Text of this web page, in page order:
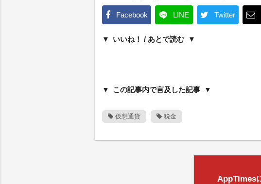
Facebook LINE Twitter
いいね！ / あとで読む
この記事内で言及した記事
仮想通貨 税金
AppTimes